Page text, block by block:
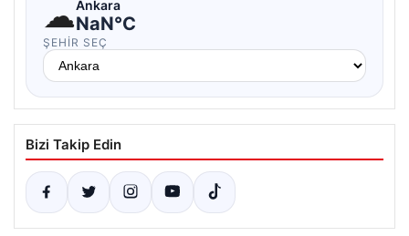
☁Ankara
NaN°C
ŞEHIR SEÇ
Bizi Takip Edin